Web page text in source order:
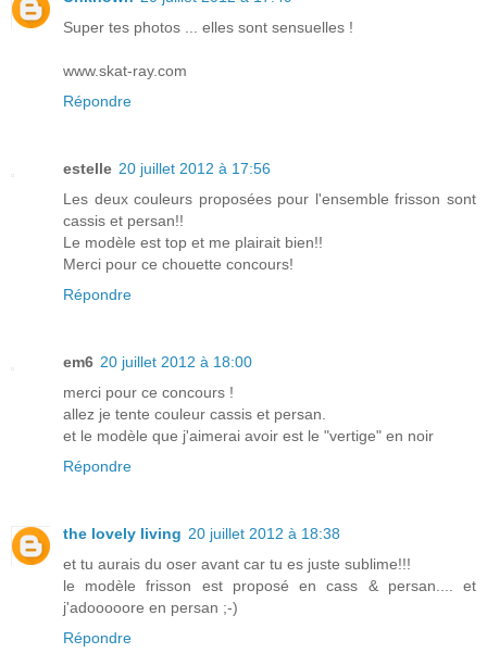
Super tes photos ... elles sont sensuelles !
www.skat-ray.com
Répondre
estelle 20 juillet 2012 à 17:56
Les deux couleurs proposées pour l'ensemble frisson sont
cassis et persan!!
Le modèle est top et me plairait bien!!
Merci pour ce chouette concours!
Répondre
em6 20 juillet 2012 à 18:00
merci pour ce concours !
allez je tente couleur cassis et persan.
et le modèle que j'aimerai avoir est le "vertige" en noir
Répondre
the lovely living 20 juillet 2012 à 18:38
et tu aurais du oser avant car tu es juste sublime!!!
le modèle frisson est proposé en cass & persan.... et
j'adooooore en persan ;-)
Répondre